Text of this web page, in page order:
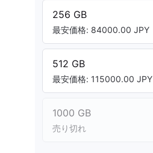
256 GB
最安価格: 84000.00 JPY
512 GB
最安価格: 115000.00 JPY
1000 GB
売り切れ